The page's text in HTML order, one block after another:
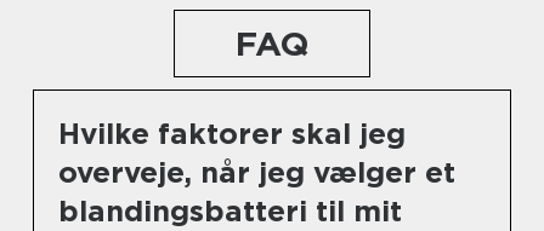
FAQ
Hvilke faktorer skal jeg
overveje, når jeg vælger et
blandingsbatteri til mit